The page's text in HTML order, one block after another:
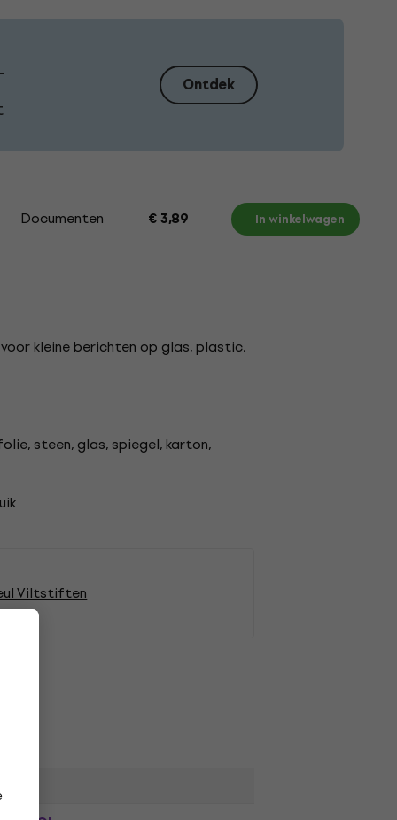
Ontdek
Documenten € 3,89 In winkelwagen
kleine berichten op glas, plastic,
steen, glas, spiegel, karton,
Viltstiften